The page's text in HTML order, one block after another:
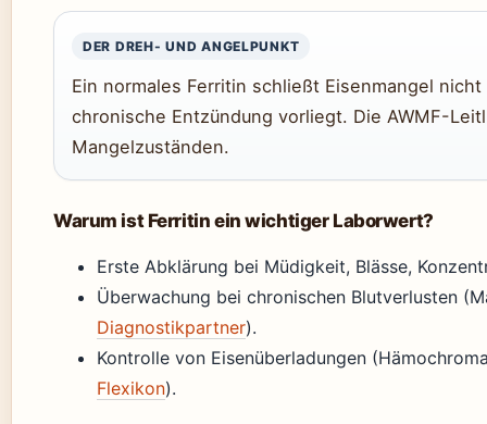
DER DREH- UND ANGELPUNKT
Ein normales Ferritin schließt Eisenmangel
chronische Entzündung vorliegt. Die AWMF-
Mangelzuständen.
Warum ist Ferritin ein wichtiger Laborwert?
Erste Abklärung bei Müdigkeit, Blässe,
Überwachung bei chronischen Blutverlusten
Diagnostikpartner).
Kontrolle von Eisenüberladungen
Flexikon).